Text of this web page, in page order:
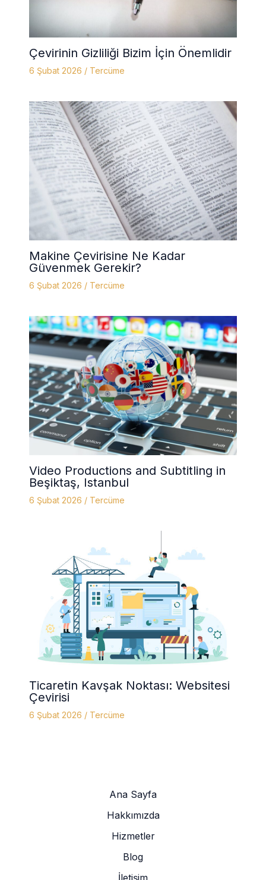
Çevirinin Gizliliği Bizim İçin Önemlidir
6 Şubat 2026 / Tercüme
Makine Çevirisine Ne Kadar
Güvenmek Gerekir?
6 Şubat 2026 / Tercüme
Video Productions and Subtitling in
Beşiktaş, Istanbul
6 Şubat 2026 / Tercüme
Ticaretin Kavşak Noktası: Websitesi
Çevirisi
6 Şubat 2026 / Tercüme
Ana Sayfa
Hakkımızda
Hizmetler
Blog
İletişim